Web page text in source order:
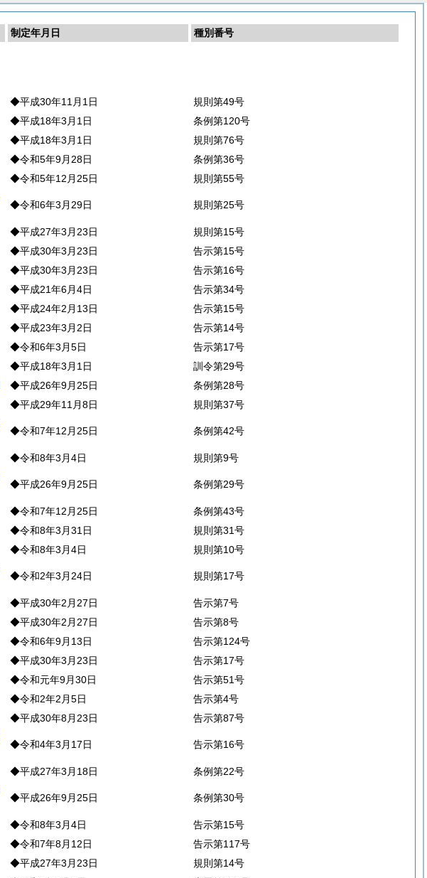
制定年月日
種別番号
◆平成30年11月1日
規則第49号
◆平成18年3月1日
条例第120号
◆平成18年3月1日
規則第76号
◆令和5年9月28日
条例第36号
◆令和5年12月25日
規則第55号
◆令和6年3月29日 規則第25号
◆平成27年3月23日
規則第15号
◆平成30年3月23日
告示第15号
◆平成30年3月23日
告示第16号
◆平成21年6月4日
告示第34号
◆平成24年2月13日
告示第15号
◆平成23年3月2日
告示第14号
◆令和6年3月5日
告示第17号
◆平成18年3月1日
訓令第29号
◆平成26年9月25日
条例第28号
◆平成29年11月8日
規則第37号
◆令和7年12月25日 条例第42号
◆令和8年3月4日
規則第9号
◆平成26年9月25日 条例第29号
◆令和7年12月25日
条例第43号
◆令和8年3月31日
規則第31号
◆令和8年3月4日
規則第10号
◆令和2年3月24日 規則第17号
◆平成30年2月27日
告示第7号
◆平成30年2月27日
告示第8号
◆令和6年9月13日
告示第124号
◆平成30年3月23日
告示第17号
◆令和元年9月30日
告示第51号
◆令和2年2月5日
告示第4号
◆平成30年8月23日
告示第87号
◆令和4年3月17日 告示第16号
◆平成27年3月18日
条例第22号
◆平成26年9月25日 条例第30号
◆令和8年3月4日
告示第15号
◆令和7年8月12日
告示第117号
◆平成27年3月23日
規則第14号